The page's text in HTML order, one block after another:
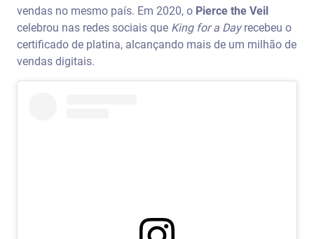
vendas no mesmo país. Em 2020, o Pierce the Veil
celebrou nas redes sociais que King for a Dayrecebeu o
certificado de platina, alcançando mais de um milhão de
vendas digitais.